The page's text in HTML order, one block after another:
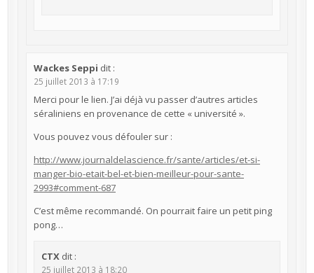
Wackes Seppi dit :
25 juillet 2013 à 17:19
Merci pour le lien. J’ai déjà vu passer d’autres articles
séraliniens en provenance de cette « université ».
Vous pouvez vous défouler sur :
http://www.journaldelascience.fr/sante/articles/et-si-
manger-bio-etait-bel-et-bien-meilleur-pour-sante-
2993#comment-687
C’est même recommandé. On pourrait faire un petit ping
pong…
CTX dit :
25 juillet 2013 à 18:20